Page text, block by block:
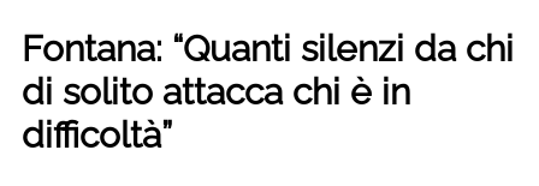
Fontana: “Quanti silenzi da chi
di solito attacca chi è in
difficoltà”